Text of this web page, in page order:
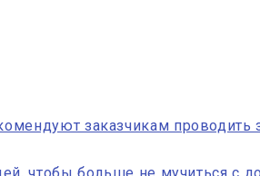
заказчикам проводить